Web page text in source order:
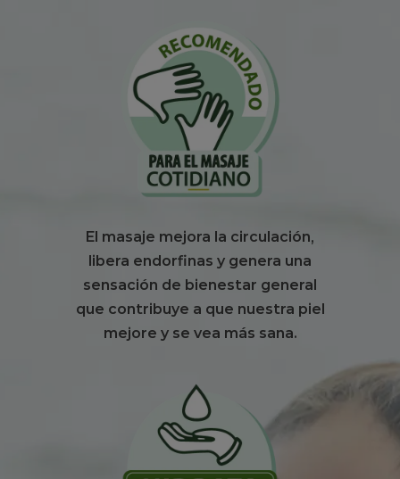
El masaje mejora la circulación,
libera endorfinas y genera una
sensación de bienestar general
que contribuye a que nuestra piel
mejore y se vea más sana.